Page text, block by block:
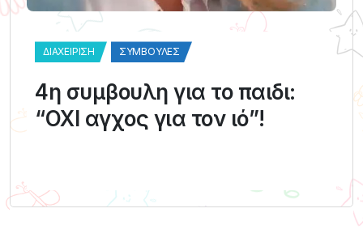
ΔΙΑΧΕΊΡΙΣΗ ΣΥΜΒΟΥΛΈΣ
4η συμβουλη για το παιδι:
“ΟΧΙ αγχος για τον ιό”!